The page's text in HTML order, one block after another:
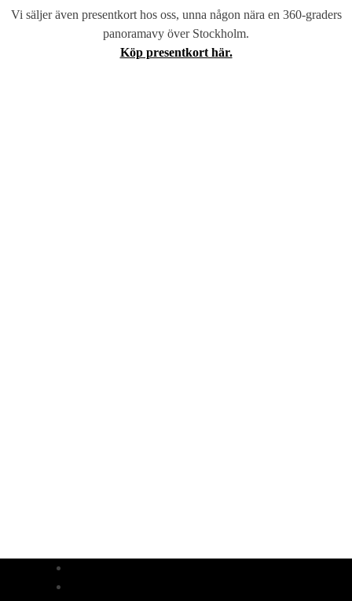
Vi säljer även presentkort hos oss, unna någon nära en 360-graders
panoramavy över Stockholm.
Köp presentkort här.